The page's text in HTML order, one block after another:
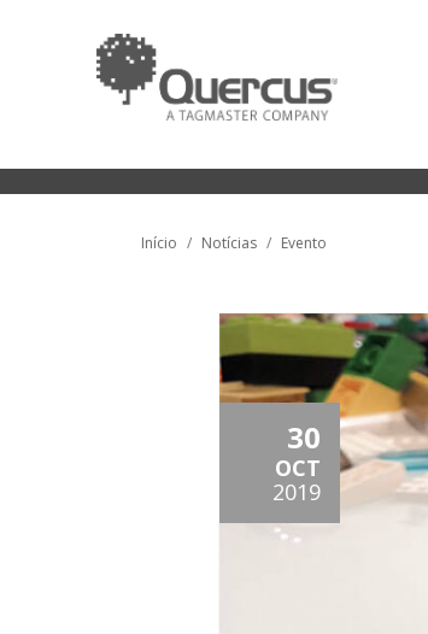
Início Notícias Evento
30
OCT
2019